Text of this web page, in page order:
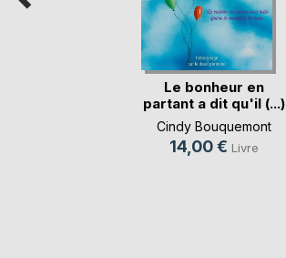
Le bonheur en
partant a dit qu'il (...)
Cindy Bouquemont
14,00 € Livre